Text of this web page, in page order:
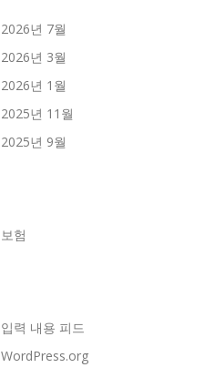
2026년 7월
2026년 3월
2026년 1월
2025년 11월
2025년 9월
보험
입력 내용 피드
WordPress.org